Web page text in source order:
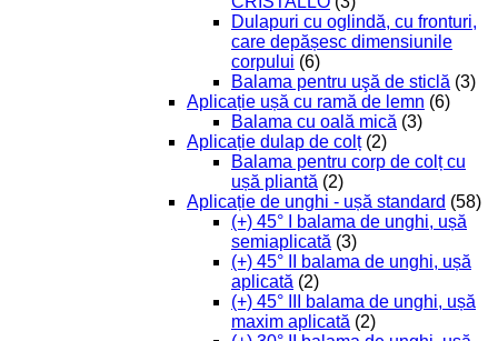
Dulapuri cu oglindă, cu fronturi,
care depășesc dimensiunile
corpului (6)
Balama pentru uşă de sticlă (3)
Aplicație ușă cu ramă de lemn (6)
Balama cu oală mică (3)
Aplicație dulap de colț (2)
Balama pentru corp de colț cu
ușă pliantă (2)
Aplicație de unghi - ușă standard (58)
(+) 45° I balama de unghi, ușă
semiaplicată (3)
(+) 45° II balama de unghi, ușă
aplicată (2)
(+) 45° III balama de unghi, ușă
maxim aplicată (2)